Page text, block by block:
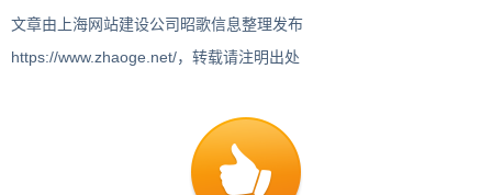
文章由上海网站建设公司昭歌信息整理发布
https://www.zhaoge.net/，转载请注明出处